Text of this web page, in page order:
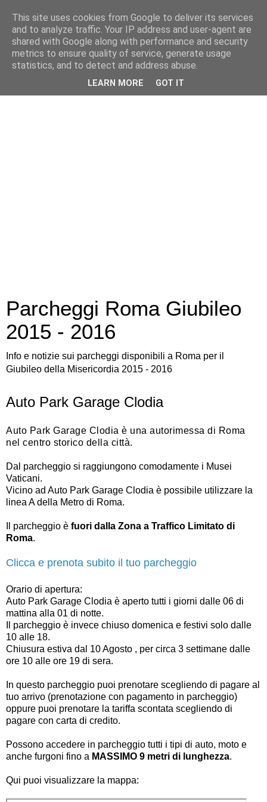
Parcheggi Roma Giubileo
2015 - 2016
Info e notizie sui parcheggi disponibili a Roma per il
Giubileo della Misericordia 2015 - 2016
Auto Park Garage Clodia
Auto Park Garage Clodia è una autorimessa di Roma
nel centro storico della città.
Dal parcheggio si raggiungono comodamente i Musei
Vaticani.
Vicino ad Auto Park Garage Clodia è possibile utilizzare la
linea A della Metro di Roma.
Il parcheggio è fuori dalla Zona a Traffico Limitato di
Roma.
Clicca e prenota subito il tuo parcheggio
Orario di apertura:
Auto Park Garage Clodia è aperto tutti i giorni dalle 06 di
mattina alla 01 di notte.
Il parcheggio è invece chiuso domenica e festivi solo dalle
10 alle 18.
Chiusura estiva dal 10 Agosto , per circa 3 settimane dalle
ore 10 alle ore 19 di sera.
In questo parcheggio puoi prenotare scegliendo di pagare al
tuo arrivo (prenotazione con pagamento in parcheggio)
oppure puoi prenotare la tariffa scontata scegliendo di
pagare con carta di credito.
Possono accedere in parcheggio tutti i tipi di auto, moto e
anche furgoni fino a MASSIMO 9 metri di lunghezza.
Qui puoi visualizzare la mappa:
This site uses cookies from Google to deliver its services
and to analyze traffic. Your IP address and user-agent are
shared with Google along with performance and security
metrics to ensure quality of service, generate usage
statistics, and to detect and address abuse.
LEARN MORE GOT IT